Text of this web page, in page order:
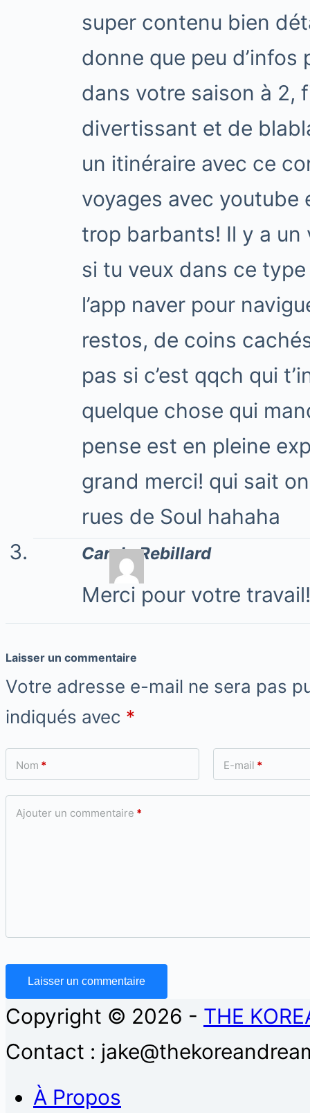
super contenu bien
donne que peu
dans votre saison à 2,
divertissant et de
un itinéraire avec ce
voyages avec youtube
trop barbants! Il y a un
si tu veux dans ce
l’app naver pour
restos, de coins
pas si c’est qqch qui
quelque chose qui
pense est en pleine
grand merci! qui sait
rues de Soul hahaha
Carole Rebillard
Merci pour votre travail!
Laisser un commentaire
Votre adresse e-mail ne sera pas
indiqués avec *
Nom * E-mail *
Ajouter un commentaire *
Laisser un commentaire
Copyright © 2026 - THE
Contact :
À Propos